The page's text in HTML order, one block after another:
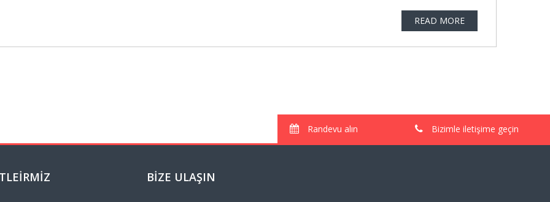
READ MORE
Randevu alın Bizimle iletişime geçin
BIZE ULAŞIN